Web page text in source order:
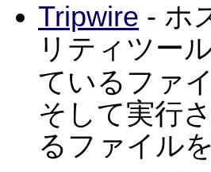
Tripwire - ホ
リティツー
ているファ
そして実行
るファイル